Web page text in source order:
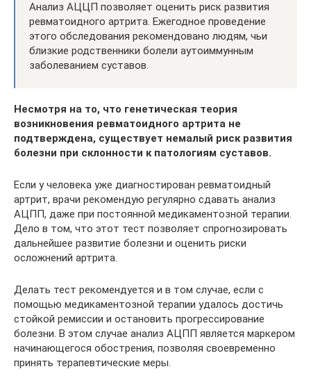
Анализ АЦЦП позволяет оценить риск развития
ревматоидного артрита. Ежегодное проведение
этого обследования рекомендовано людям, чьи
близкие родственники болели аутоиммунным
заболеванием суставов.
Несмотря на то, что генетическая теория
возникновения ревматоидного артрита не
подтверждена, существует немалый риск развития
болезни при склонности к патологиям суставов.
Если у человека уже диагностирован ревматоидный
артрит, врачи рекомендую регулярно сдавать анализ
АЦПП, даже при постоянной медикаментозной терапии.
Дело в том, что этот тест позволяет спрогнозировать
дальнейшее развитие болезни и оценить риски
осложнений артрита.
Делать тест рекомендуется и в том случае, если с
помощью медикаментозной терапии удалось достичь
стойкой ремиссии и остановить прогрессирование
болезни. В этом случае анализ АЦПП является маркером
начинающегося обострения, позволяя своевременно
принять терапевтические меры.